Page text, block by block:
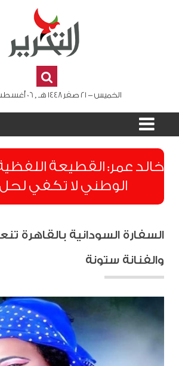
الخميس - 21 صفر 1448 هـ , 06 أغسطس 2026 م
​خالد عمر: القطيعة
الوطني لا تكفي لحل
السفارة السودانية بالقاهرة
والفنانة ستونة